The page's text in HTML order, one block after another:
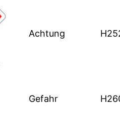
Achtung
Gefahr